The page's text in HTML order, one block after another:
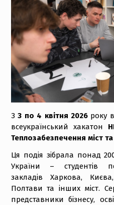
З3 по 4 квітня 2026 року
всеукраїнський хакатон
Теплозабезпечення міст
Ця подія зібрала понад
України – студентів
закладів Харкова,
Полтави та інших міст.
представники бізнесу,